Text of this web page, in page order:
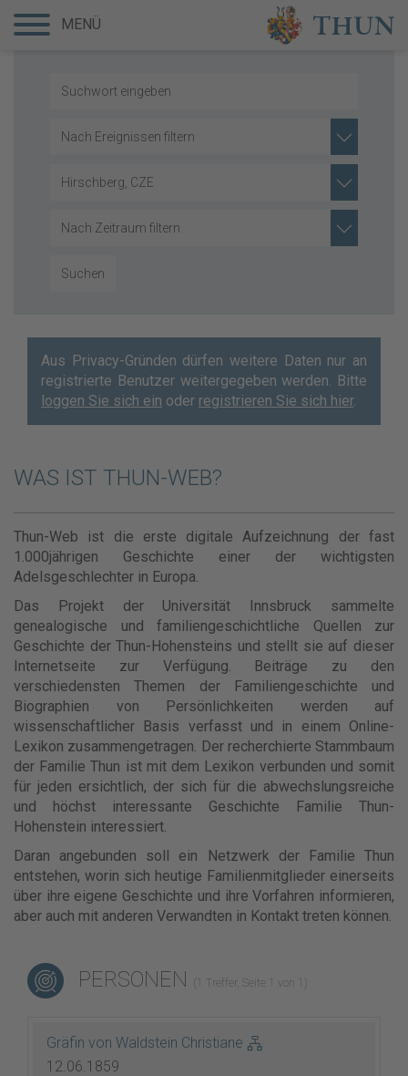
Nach Ereignissen filtern
Hirschberg, CZE
Nach Zeitraum filtern
Suchen
Aus Privacy-Gründen dürfen weitere Daten nur an
registrierte Benutzer weitergegeben werden. Bitte
loggen Sie sich ein oder registrieren Sie sich hier.
WAS IST THUN-WEB?
Thun-Web ist die erste digitale Aufzeichnung der fast
1.000jährigen Geschichte einer der wichtigsten
Adelsgeschlechter in Europa.
Das Projekt der Universität Innsbruck sammelte
genealogische und familiengeschichtliche Quellen zur
Geschichte der Thun-Hohensteins und stellt sie auf dieser
Internetseite zur Verfügung. Beiträge zu den
verschiedensten Themen der Familiengeschichte und
Biographien von Persönlichkeiten werden auf
wissenschaftlicher Basis verfasst und in einem Online-
Lexikon zusammengetragen. Der recherchierte Stammbaum
der Familie Thun ist mit dem Lexikon verbunden und somit
für jeden ersichtlich, der sich für die abwechslungsreiche
und höchst interessante Geschichte Familie Thun-
Hohenstein interessiert.
Daran angebunden soll ein Netzwerk der Familie Thun
entstehen, worin sich heutige Familienmitglieder einerseits
über ihre eigene Geschichte und ihre Vorfahren informieren,
aber auch mit anderen Verwandten in Kontakt treten können.
PERSONEN (1 Treffer, Seite 1 von 1)
Gräfin von Waldstein Christiane
12.06.1859
MENÜ